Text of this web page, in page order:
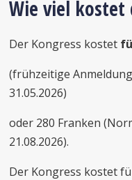
Wie viel kostet
Der Kongress kostet
(frühzeitige
31.05.2026)
oder 280 Franken
21.08.2026).
Der Kongress kostet